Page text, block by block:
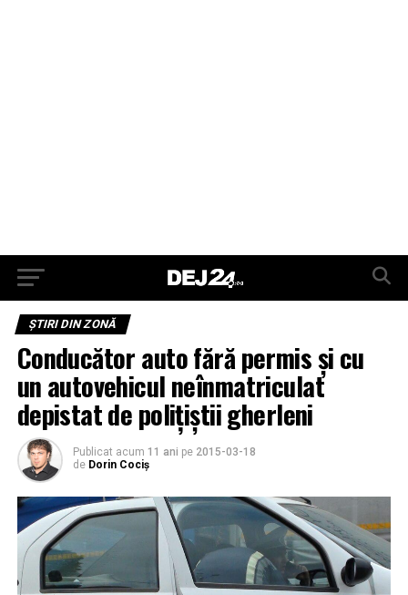
ŞTIRI DIN ZONĂ
Conducător auto fără permis și cu
un autovehicul neînmatriculat
depistat de polițiștii gherleni
Publicat acum 11 ani pe 2015-03-18
de Dorin Cociș